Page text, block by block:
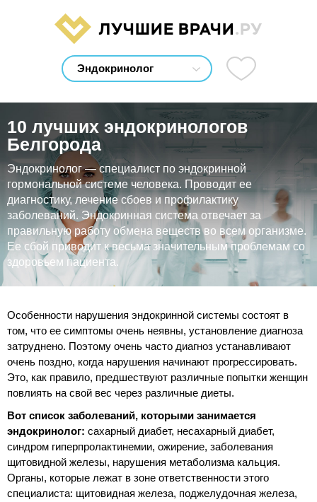
ЛУЧШИЕ ВРАЧИ.РУ
10 лучших эндокринологов
Белгорода
Эндокринолог — специалист по эндокринной
гормональной системе человека. Проводит ее
диагностику, лечение сбоев и профилактику
заболеваний. Эндокринная система отвечает за
правильную работу обмена веществ во всем организме.
Ее сбой приводит к весьма значительным проблемам со
здоровьем пациента.
Особенности нарушения эндокринной системы состоят в
том, что ее симптомы очень неявны, установление диагноза
затруднено. Поэтому очень часто диагноз устанавливают
очень поздно, когда нарушения начинают прогрессировать.
Это, как правило, предшествуют различные попытки женщин
повлиять на свой вес через различные диеты.
Вот список заболеваний, которыми занимается
эндокринолог: сахарный диабет, несахарный диабет,
синдром гиперпролактинемии, ожирение, заболевания
щитовидной железы, нарушения метаболизма кальция.
Органы, которые лежат в зоне ответственности этого
специалиста: щитовидная железа, поджелудочная железа,